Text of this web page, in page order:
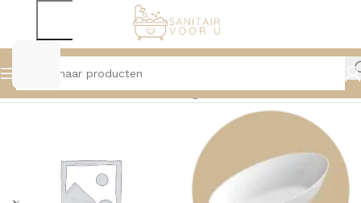
Home Product Kleur Eiken Pagina 2